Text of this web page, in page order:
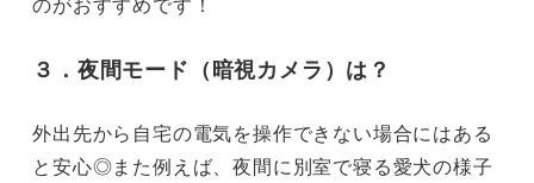
３． 夜間モード （暗視カメラ）は？
外出先から自宅の電気を操作できない場合にはある
と安心◎また例えば、夜間に別室で寝る愛犬の様子